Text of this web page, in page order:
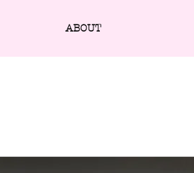
ABOUT